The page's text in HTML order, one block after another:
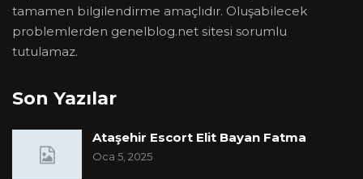
tamamen bilgilendirme amaçlıdır. Oluşabilecek
problemlerden genelblog.net sitesi sorumlu
tutulamaz.
Son Yazılar
Ataşehir Escort Elit Bayan Fatma
Oca 5, 2025